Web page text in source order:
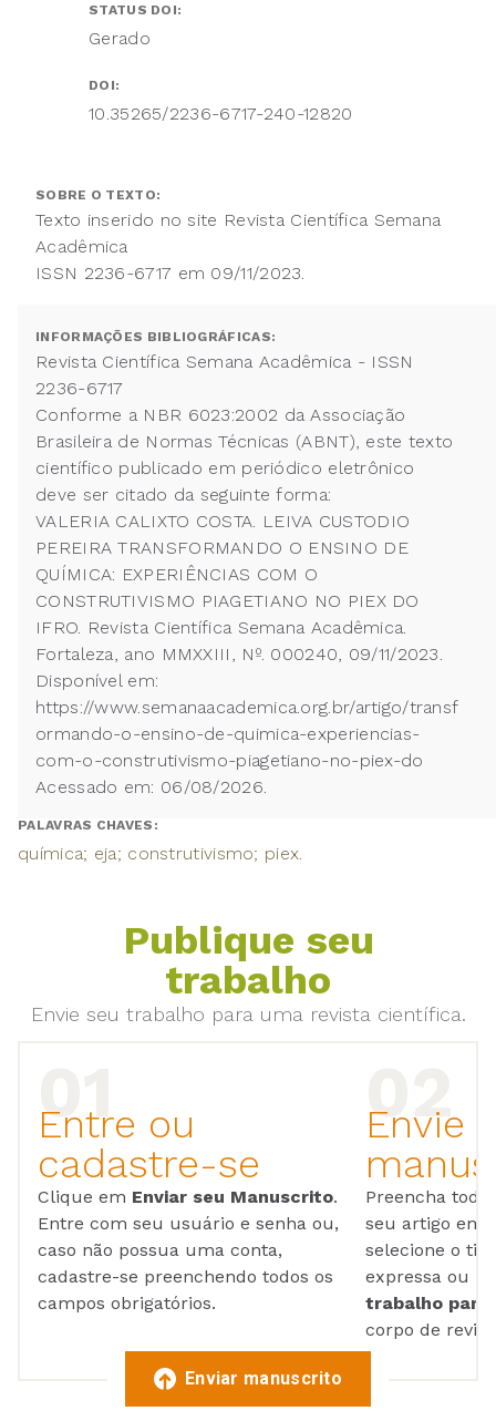
STATUS DOI:
Gerado
DOI:
10.35265/2236-6717-240-12820
SOBRE O TEXTO:
Texto inserido no site Revista Científica Semana
Acadêmica
ISSN 2236-6717 em 09/11/2023.
INFORMAÇÕES BIBLIOGRÁFICAS:
Revista Científica Semana Acadêmica - ISSN
2236-6717
Conforme a NBR 6023:2002 da Associação
Brasileira de Normas Técnicas (ABNT), este texto
científico publicado em periódico eletrônico
deve ser citado da seguinte forma:
VALERIA CALIXTO COSTA. LEIVA CUSTODIO
PEREIRA TRANSFORMANDO O ENSINO DE
QUÍMICA: EXPERIÊNCIAS COM O
CONSTRUTIVISMO PIAGETIANO NO PIEX DO
IFRO. Revista Científica Semana Acadêmica.
Fortaleza, ano MMXXIII, Nº. 000240, 09/11/2023.
Disponível em:
https://www.semanaacademica.org.br/artigo/transf
ormando-o-ensino-de-quimica-experiencias-
com-o-construtivismo-piagetiano-no-piex-do
Acessado em: 06/08/2026.
PALAVRAS CHAVES:
química; eja; construtivismo; piex.
Publique seu
trabalho
Envie seu trabalho para uma revista científica.
Entre ou
cadastre-se
Clique em Enviar seu Manuscrito.
Entre com seu usuário e senha ou,
caso não possua uma conta,
cadastre-se preenchendo todos os
campos obrigatórios.
Envie
Preencha
seu artigo em
selecione o
expressa ou
trabalho para
corpo de
Enviar manuscrito